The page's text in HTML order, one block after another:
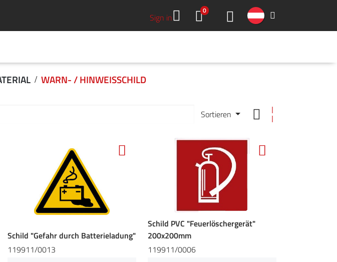
Sign in
0
WARN- / HINWEISSCHILD
Sortieren
Schild "Gefahr durch Batterieladung"
119911/0013
Schild PVC "Feuerlöschergerät"
200x200mm
119911/0006